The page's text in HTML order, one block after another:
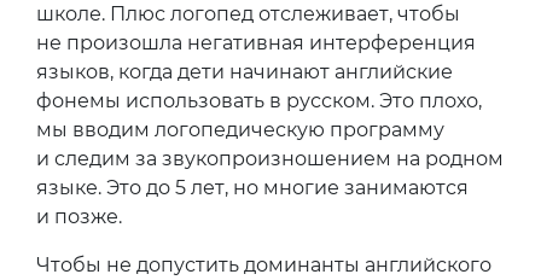
школе. Плюс логопед отслеживает, чтобы
не произошла негативная интерференция
языков, когда дети начинают английские
фонемы использовать в русском. Это плохо,
мы вводим логопедическую программу
и следим за звукопроизношением на родном
языке. Это до 5 лет, но многие занимаются
и позже.
Чтобы не допустить доминанты английского